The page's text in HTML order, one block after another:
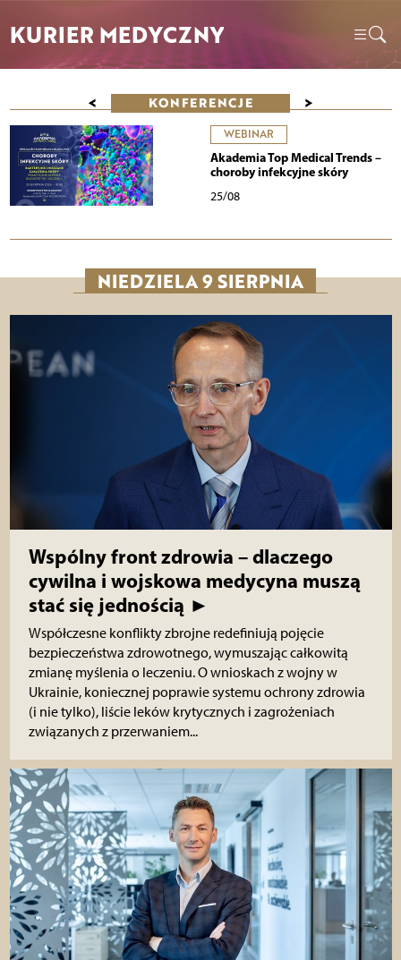
KURIER MEDYCZNY
< KONFERENCJE >
WEBINAR
Akademia Top Medical Trends –
choroby infekcyjne skóry
25/08
NIEDZIELA 9 SIERPNIA
Wspólny front zdrowia – dlaczego
cywilna i wojskowa medycyna muszą
stać się jednością ►
Współczesne konflikty zbrojne redefiniują pojęcie
bezpieczeństwa zdrowotnego, wymuszając całkowitą
zmianę myślenia o leczeniu. O wnioskach z wojny w
Ukrainie, koniecznej poprawie systemu ochrony zdrowia
(i nie tylko), liście leków krytycznych i zagrożeniach
związanych z przerwaniem...